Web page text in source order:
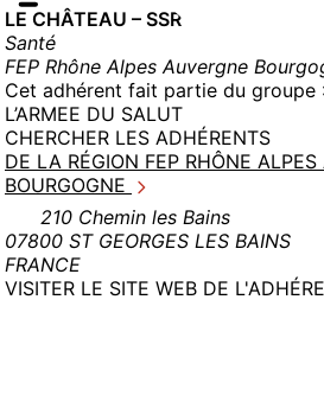
LE CHÂTEAU – SSR
Santé
FEP Rhône Alpes Auvergne
Cet adhérent fait partie du groupe
L’ARMEE DU SALUT
CHERCHER LES ADHÉRENTS
DE LA RÉGION FEP RHÔNE ALPES
BOURGOGNE
210 Chemin les Bains
07800 ST GEORGES LES BAINS
FRANCE
VISITER LE SITE WEB DE